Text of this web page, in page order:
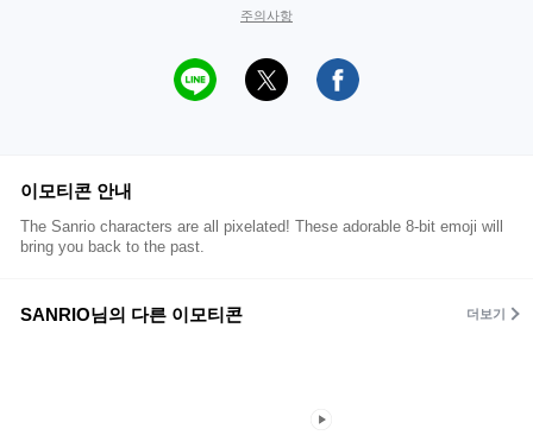
주의사항
이모티콘 안내
The Sanrio characters are all pixelated! These adorable 8-bit emoji will
bring you back to the past.
SANRIO님의 다른 이모티콘 더보기